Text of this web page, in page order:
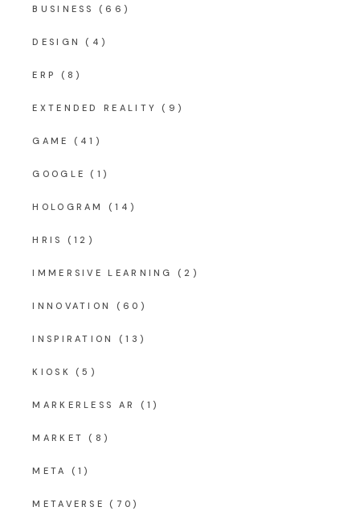
BUSINESS (66)
DESIGN (4)
ERP (8)
EXTENDED REALITY (9)
GAME (41)
GOOGLE (1)
HOLOGRAM (14)
HRIS (12)
IMMERSIVE LEARNING (2)
INNOVATION (60)
INSPIRATION (13)
KIOSK (5)
MARKERLESS AR (1)
MARKET (8)
META (1)
METAVERSE (70)